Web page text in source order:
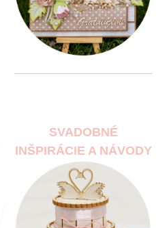
SVADOBNÉ
INŠPIRÁCIE A NÁVODY